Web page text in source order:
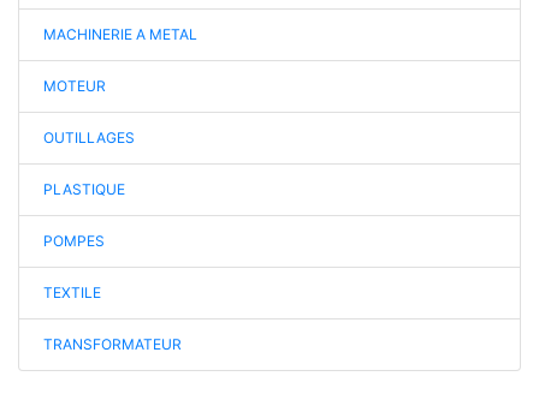
MACHINERIE A METAL
MOTEUR
OUTILLAGES
PLASTIQUE
POMPES
TEXTILE
TRANSFORMATEUR